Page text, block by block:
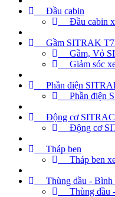
Đầu cabin
Đầu cabin
Gầm SITRAK
Gầm, Vỏ
Giảm sóc
Phần điện
Phần điện
Động cơ
Động cơ
Tháp ben
Tháp ben
Thùng dầu - Bình
Thùng dầu -